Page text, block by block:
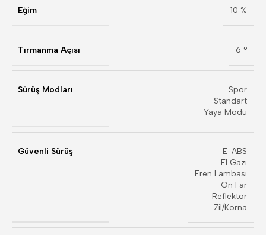
Eğim 10 %
Tırmanma Açısı 6 °
Sürüş Modları
Spor
Standart
Yaya Modu
Güvenli Sürüş
E-ABS
El Gazı
Fren Lambası
Ön Far
Reflektör
Zil/Korna